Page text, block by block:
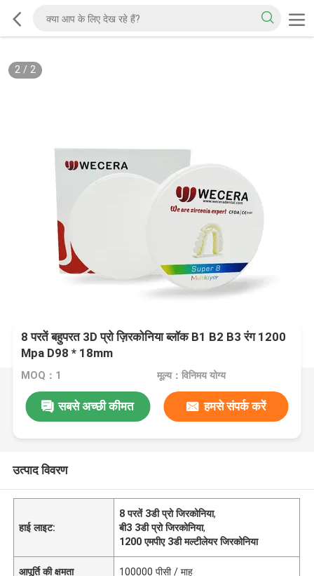
2/ 2
8 परतें बहुपरत 3D प्रो ज़िरकोनिया ब्लॉक B1 B2 B3 रंग 1200
Mpa D98 * 18mm
MOQ：1 मूल्य：विनिमय योग्य
सबसे अच्छी कीमत हमसे संपर्क करें
उत्पाद विवरण
हाई लाइट:
8 परतें 3डी प्रो जिरकोनिया,
बी3 3डी प्रो जिरकोनिया,
1200 एमपीए 3डी मल्टीलेयर जिरकोनिया
आपूर्ति की क्षमता 100000 पीसी / माह